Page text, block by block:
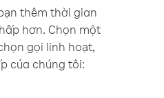
thêm thời gian
hơn. Chọn một
gọi linh hoạt,
của chúng tôi: